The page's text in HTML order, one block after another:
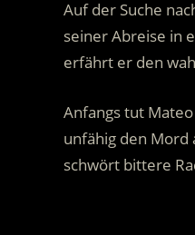
Auf der Suche
seiner Abreise in
erfährt er den
Anfangs tut
unfähig den Mord
schwört bittere